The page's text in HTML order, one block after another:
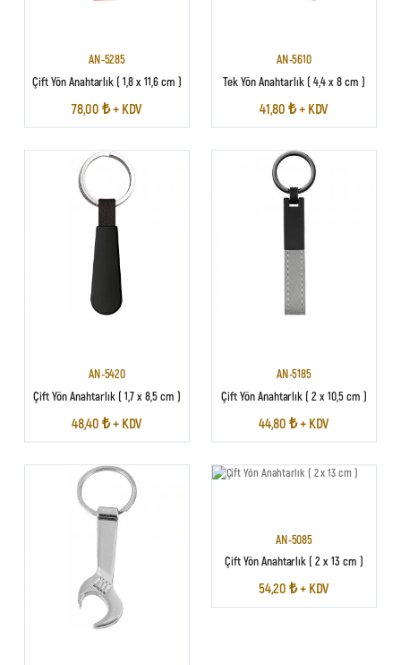
AN-5285
Çift Yön Anahtarlık ( 1,8 x 11,6 cm )
78,00 ₺ + KDV
AN-5610
Tek Yön Anahtarlık ( 4,4 x 8 cm )
41,80 ₺ + KDV
AN-5420
Çift Yön Anahtarlık ( 1,7 x 8,5 cm )
48,40 ₺ + KDV
AN-5185
Çift Yön Anahtarlık ( 2 x 10,5 cm )
44,80 ₺ + KDV
AN-5085
Çift Yön Anahtarlık ( 2 x 13 cm )
54,20 ₺ + KDV